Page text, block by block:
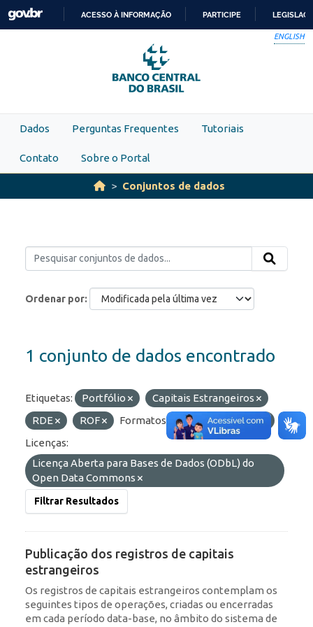
Skip to main content
PARA
O
CONTEÚDO
ACESSO À INFORMAÇÃO PARTICIPE
ENGLISH
Dados Perguntas Frequentes Tutoriais
Contato Sobre o Portal
Conjuntos de dados
Ordenar por
1 conjunto de dados encontrado
Etiquetas: Portfólio
Capitais Estrangeiros
RDE
ROF Formatos: JSON
OData
Licenças:
Licença Aberta para Bases de Dados (ODbL) do
Open Data Commons
Filtrar Resultados
Publicação dos registros de capitais
estrangeiros
Os registros de capitais estrangeiros contemplam os
seguintes tipos de operações, criadas ou encerradas
em cada período data-base, no âmbito do sistema de